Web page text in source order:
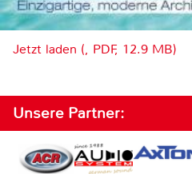
Jetzt laden (, PDF, 12.9 MB)
Unsere Partner: